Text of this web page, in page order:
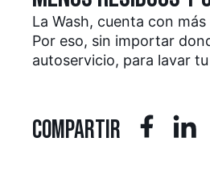
La Wash, cuenta con
Por eso, sin importar
autoservicio, para lavar
COMPARTIR